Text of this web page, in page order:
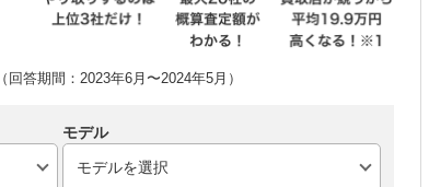
答期間：2023年6月〜2024年5月）
モデル